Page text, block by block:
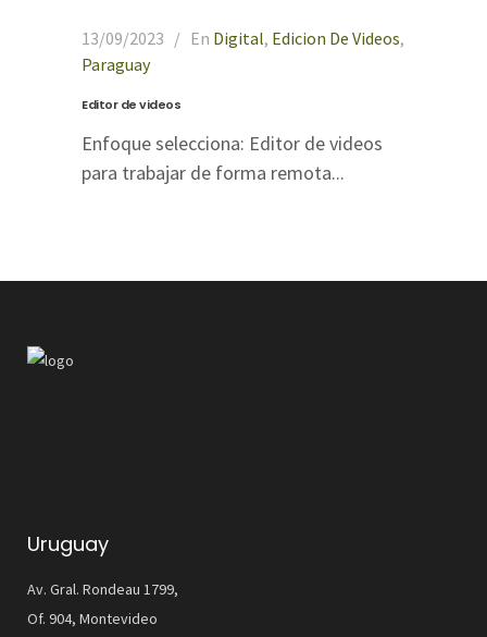
13/09/2023 En Digital, Edicion De Videos,
Paraguay
Editor de videos
Enfoque selecciona: Editor de videos
para trabajar de forma remota...
Uruguay
Av. Gral. Rondeau 1799,
Of. 904, Montevideo